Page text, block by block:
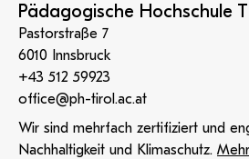
Pädagogische Hochschule
Pastorstraße 7
6010 Innsbruck
+43 512 59923
office@ph-tirol.ac.at
Wir sind mehrfach zertifiziert und
Nachhaltigkeit und Klimaschutz.